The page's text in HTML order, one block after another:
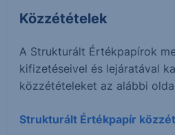
Közzétételek
A Strukturált Értékpapírok
kifizetéseivel és lejáratával
közzétételeket az alábbi
Strukturált Értékpapír